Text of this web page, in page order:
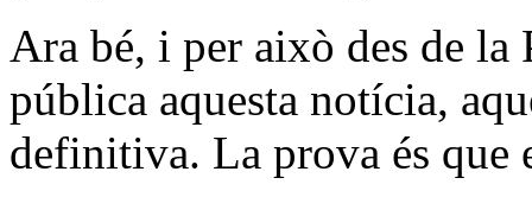
Ara bé, i per això des de la
pública aquesta notícia,
definitiva. La prova és que